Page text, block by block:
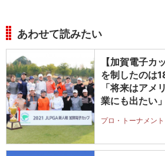
あわせて読みたい
【加賀電子カ
を制したのは
「将来はアメ
業にも出たい」
プロ・トーナメン